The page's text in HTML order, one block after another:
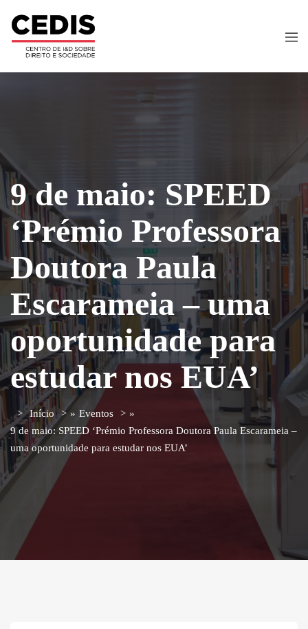
9 de maio: SPEED
‘Prémio Professora
Doutora Paula
Escarameia – uma
oportunidade para
estudar nos EUA’
Início » Eventos
»
9 de maio: SPEED ‘Prémio Professora Doutora Paula Escarameia –
uma oportunidade para estudar nos EUA’